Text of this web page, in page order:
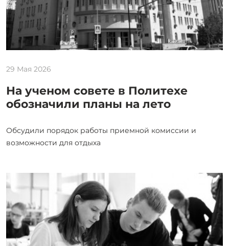
29 Мая 2026
На ученом совете в Политехе
обозначили планы на лето
Обсудили порядок работы приемной комиссии и
возможности для отдыха